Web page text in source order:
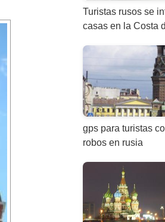
Turistas rusos se
casas en la Costa
gps para turistas
robos en rusia